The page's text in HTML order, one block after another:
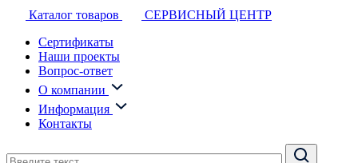
Каталог товаров
СЕРВИСНЫЙ ЦЕНТР
Сертификаты
Наши проекты
Вопрос-ответ
О компании
Информация
Контакты